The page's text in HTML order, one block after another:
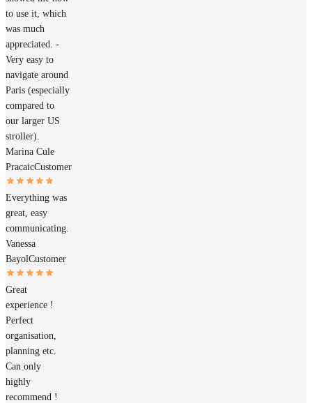
to use it, which
was much
appreciated. -
Very easy to
navigate around
Paris (especially
compared to
our larger US
stroller).
Marina Cule
PracaicCustomer
Everything was
great, easy
communicating.
Vanessa
BayolCustomer
Great
experience !
Perfect
organisation,
planning etc.
Can only
highly
recommend !